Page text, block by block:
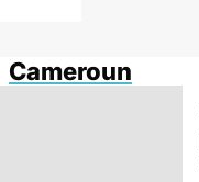
Cameroun